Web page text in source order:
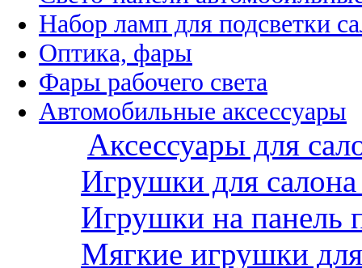
Набор ламп для подсветки
Оптика, фары
Фары рабочего света
Автомобильные аксессуары
Аксессуары для
Игрушки для
Игрушки на панель
Мягкие игрушки